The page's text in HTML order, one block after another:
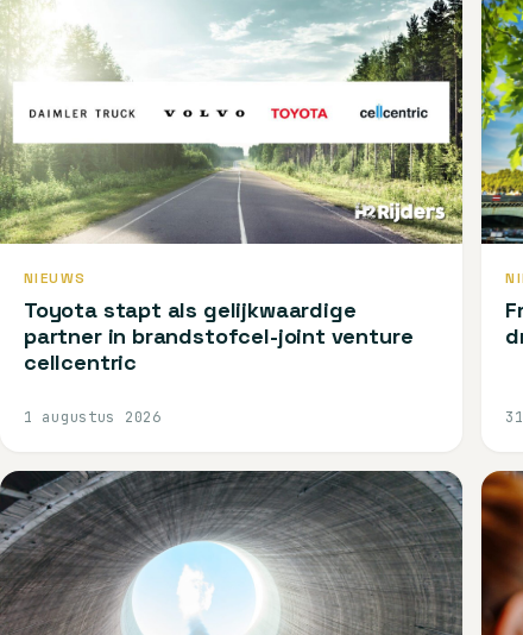
NIEUWS
Toyota stapt als gelijkwaardige
partner in brandstofcel-joint venture
cellcentric
1 augustus 2026